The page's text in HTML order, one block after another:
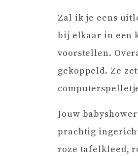
Zal ik je eens
bij elkaar in een
voorstellen.
gekoppeld. Ze
Jouw
prachtig
roze tafelkleed,